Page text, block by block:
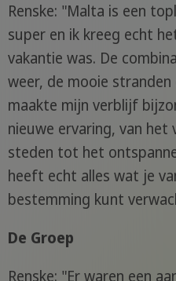
Renske: "Malta is een
super en ik kreeg echt
vakantie was. De
weer, de mooie
maakte mijn verblijf
nieuwe ervaring, van het
steden tot het
heeft echt alles wat je
bestemming kunt
De Groep
Renske: "Er waren een